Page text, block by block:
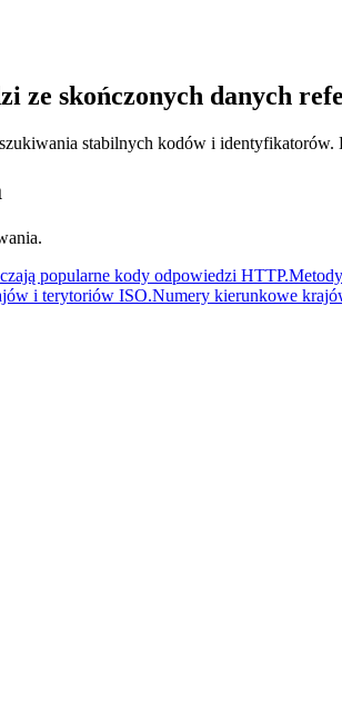
ze skończonych danych
stabilnych kodów i
popularne kody odpowiedzi HTTP.
i terytoriów ISO.Numery kierunkowe